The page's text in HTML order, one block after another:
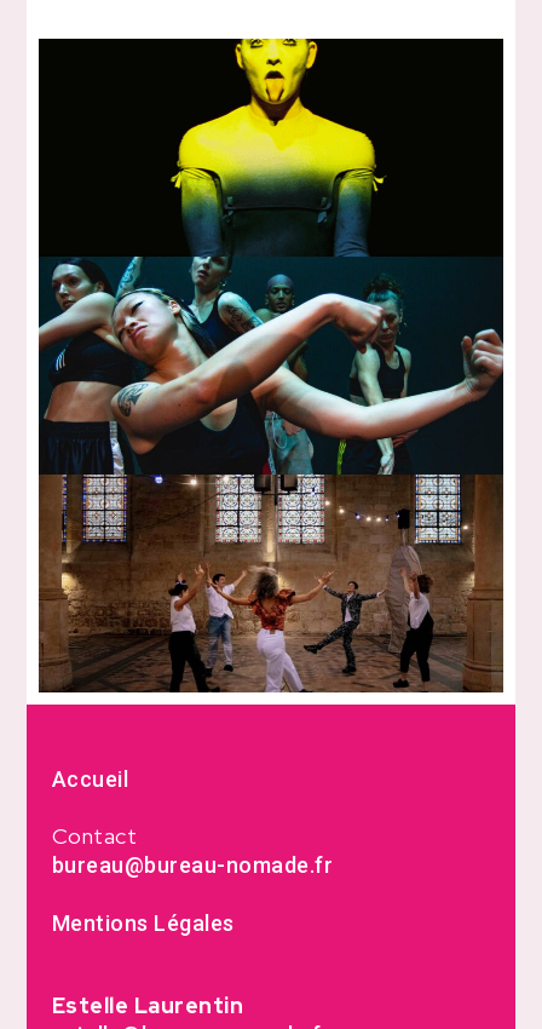
Accueil
Contact
bureau@bureau-nomade.fr
Mentions Légales
Estelle Laurentin